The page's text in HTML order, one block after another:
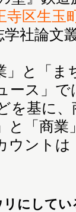
寺区生玉
学社論文
」と「ま
ース」
を基に
と「商
ウントは
にしてい